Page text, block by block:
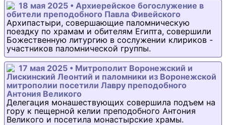
18 мая 2025 • Архиерейское богослужение в
обители преподобного Павла Фивейского
Архипастыри, совершающие паломническую
поездку по храмам и обителям Египта, совершили
Божественную литургию в сослужении клириков -
участников паломнической группы.
17 мая 2025 • Митрополит Воронежский и
Лискинский Леонтий и паломники из Воронежской
митрополии посетили Лавру преподобного
Антония Великого
Делегация монашествующих совершила подъем на
гору к пещерной келии преподобного Антония
Великого и посетила монастырские храмы.